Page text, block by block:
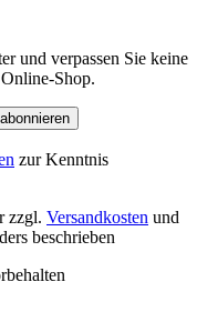
und verpassen Sie keine
Shop.
zur Kenntnis
zzgl. Versandkosten und
beschrieben